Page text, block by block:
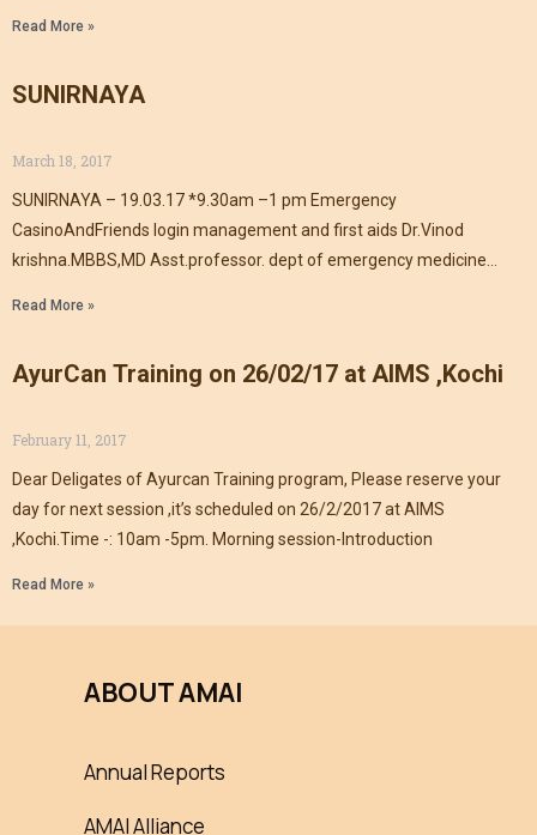
Read More »
SUNIRNAYA
March 18, 2017
SUNIRNAYA – 19.03.17 *9.30am –1 pm Emergency
CasinoAndFriends login management and first aids Dr.Vinod
krishna.MBBS,MD Asst.professor. dept of emergency medicine
Read More »
AyurCan Training on 26/02/17 at AIMS ,Kochi
February 11, 2017
Dear Deligates of Ayurcan Training program, Please reserve your
day for next session ,it’s scheduled on 26/2/2017 at AIMS
,Kochi.Time -: 10am -5pm. Morning session-Introduction
Read More »
ABOUT AMAI
Annual Reports
AMAI Alliance